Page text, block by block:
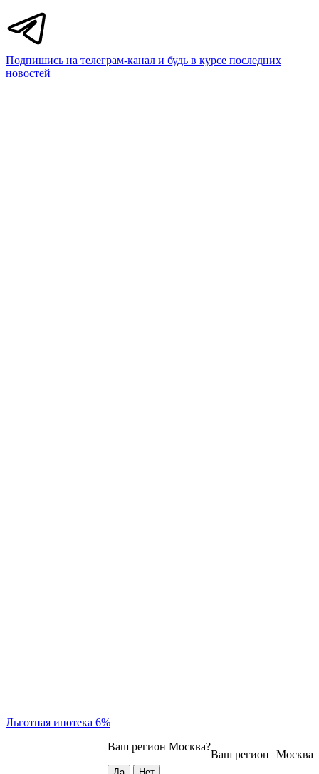
Подпишись на телеграм-канал и будь в курсе последних
новостей
+
Льготная ипотека 6%
Москва
Ваш регион
Ваш регион Москва?